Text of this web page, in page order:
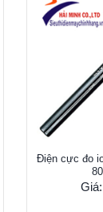
Điện cực đo
Giá: